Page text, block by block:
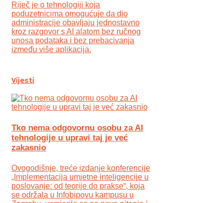
Riječ je o tehnologiji koja
poduzetnicima omogućuje da dio
administracije obavljaju jednostavno
kroz razgovor s AI alatom bez ručnog
unosa podataka i bez prebacivanja
između više aplikacija.
Vijesti
Tko nema odgovornu osobu za AI
tehnologije u upravi taj je već
zakasnio
Ovogodišnje, treće izdanje konferencije
„Implementacija umjetne inteligencije u
poslovanje: od teorije do prakse“, koja
se održala u Infobipovu kampusu u